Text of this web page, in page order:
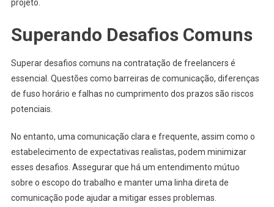
projeto.
Superando Desafios Comuns
Superar desafios comuns na contratação de freelancers é
essencial. Questões como barreiras de comunicação, diferenças
de fuso horário e falhas no cumprimento dos prazos são riscos
potenciais.
No entanto, uma comunicação clara e frequente, assim como o
estabelecimento de expectativas realistas, podem minimizar
esses desafios. Assegurar que há um entendimento mútuo
sobre o escopo do trabalho e manter uma linha direta de
comunicação pode ajudar a mitigar esses problemas.